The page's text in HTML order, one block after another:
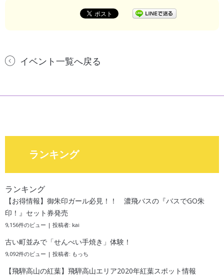
イベント一覧へ戻る
ランキング
ランキング
【お得情報】御朱印ガール必見！！ 濃飛バスの『バスでGO朱
印！』セット券発売
9,156件のビュー | 投稿者: kai
古い町並みで「せんべい手焼き」体験！
9,092件のビュー | 投稿者: もっち
【飛騨高山の紅葉】飛騨高山エリア2020年紅葉スポット情報